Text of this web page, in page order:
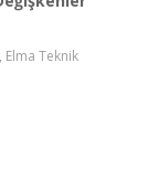
Elma Teknik